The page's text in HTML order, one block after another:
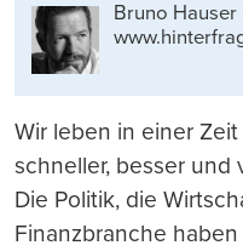
Bruno
Wir leben in einer
schneller, besser und
Die Politik, die
Finanzbranche